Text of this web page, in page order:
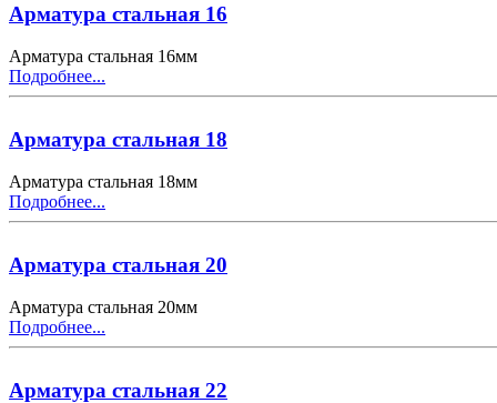
Арматура стальная 16
Арматура стальная 16мм
Подробнее...
Арматура стальная 18
Арматура стальная 18мм
Подробнее...
Арматура стальная 20
Арматура стальная 20мм
Подробнее...
Арматура стальная 22